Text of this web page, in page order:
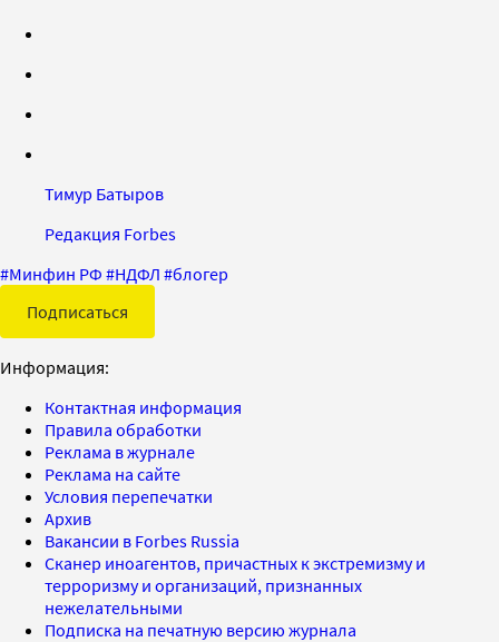
Тимур Батыров
Редакция Forbes
#Минфин РФ #НДФЛ #блогер
Подписаться
Информация:
Контактная информация
Правила обработки
Реклама в журнале
Реклама на сайте
Условия перепечатки
Архив
Вакансии в Forbes Russia
Сканер иноагентов, причастных к экстремизму и
терроризму и организаций, признанных
нежелательными
Подписка на печатную версию журнала